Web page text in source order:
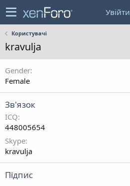
Увійти
Користувачі
kravulja
Gender
Female
Зв'язок
ICQ
448005654
Skype
kravulja
Підпис